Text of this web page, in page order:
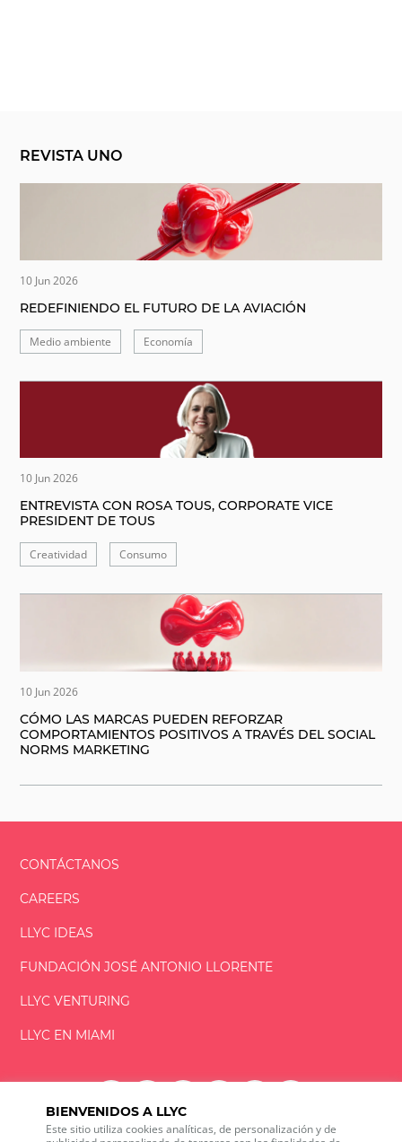
BIENVENIDOS A LLYC
Este sitio utiliza cookies analíticas, de personalización y de
REVISTA UNO
10 Jun 2026
REDEFINIENDO EL FUTURO DE LA AVIACIÓN
Medio ambiente Economía
10 Jun 2026
ENTREVISTA CON ROSA TOUS, CORPORATE VICE
PRESIDENT DE TOUS
Creatividad Consumo
10 Jun 2026
CÓMO LAS MARCAS PUEDEN REFORZAR
COMPORTAMIENTOS POSITIVOS A TRAVÉS DEL SOCIAL
NORMS MARKETING
CONTÁCTANOS
CAREERS
LLYC IDEAS
FUNDACIÓNJOSÉ ANTONIO LLORENTE
LLYC VENTURING
LLYC EN MIAMI